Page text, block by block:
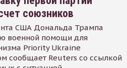
союзников
США Дональда Трампа
военной помощи для
Priority Ukraine
сообщает Reuters со ссылкой